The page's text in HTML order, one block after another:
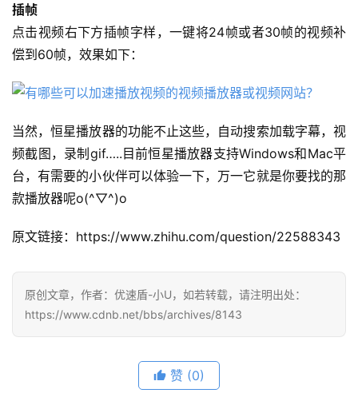
插帧
点击视频右下方插帧字样，一键将24帧或者30帧的视频补
偿到60帧，效果如下：
当然，恒星播放器的功能不止这些，自动搜索加载字幕，视
频截图，录制gif…..目前恒星播放器支持Windows和Mac平
台，有需要的小伙伴可以体验一下，万一它就是你要找的那
款播放器呢o(^▽^)o
原文链接：https://www.zhihu.com/question/22588343
原创文章，作者：优速盾-小U，如若转载，请注明出处：
https://www.cdnb.net/bbs/archives/8143
赞 (0)